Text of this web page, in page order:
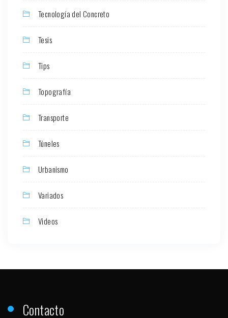
Tecnología del Concreto
Tesis
Tips
Topografía
Transporte
Túneles
Urbanismo
Variados
Videos
Contacto